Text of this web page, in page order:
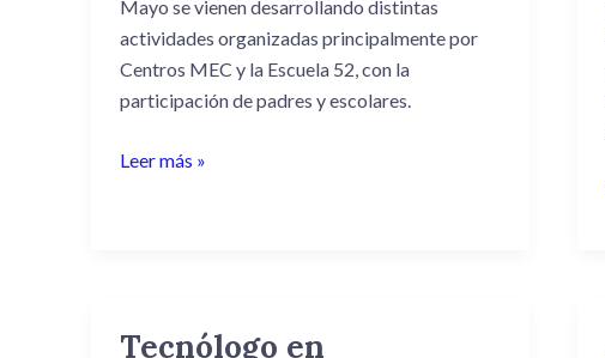
Mayo se vienen desarrollando distintas
actividades organizadas principalmente por
Centros MEC y la Escuela 52, con la
participación de padres y escolares.
Leer más »
Tecnólogo en
Tecnólogo